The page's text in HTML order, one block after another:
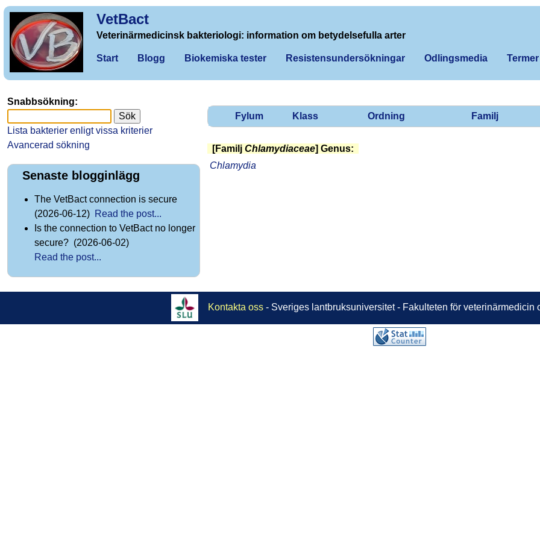
VetBact
Veterinärmedicinsk bakteriologi: information om betydelsefulla arter
Start Blogg Biokemiska tester Resistensundersökningar Odlingsmedia Termer
Fylum Klass Ordning Familj
[Familj Chlamydiaceae] Genus:
Chlamydia
Snabbsökning:
Lista bakterier enligt vissa kriterier
Avancerad sökning
Senaste blogginlägg
The VetBact connection is secure
(2026-06-12) Read the post...
Is the connection to VetBact no longer
secure? (2026-06-02)
Read the post...
Kontakta oss- Sveriges lantbruksuniversitet - Fakulteten för veterinärmedicin